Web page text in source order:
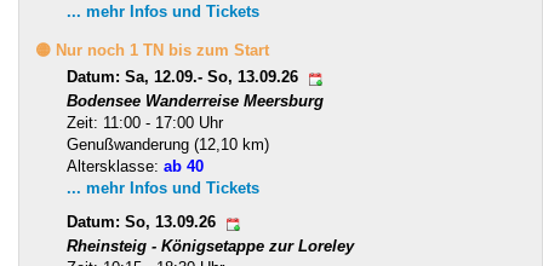
... mehr Infos und Tickets
🟡 Nur noch 1 TN bis zum Start
Datum: Sa, 12.09.- So, 13.09.26
Bodensee Wanderreise Meersburg
Zeit: 11:00 - 17:00 Uhr
Genußwanderung (12,10 km)
Altersklasse: ab 40
... mehr Infos und Tickets
Datum: So, 13.09.26
Rheinsteig - Königsetappe zur Loreley